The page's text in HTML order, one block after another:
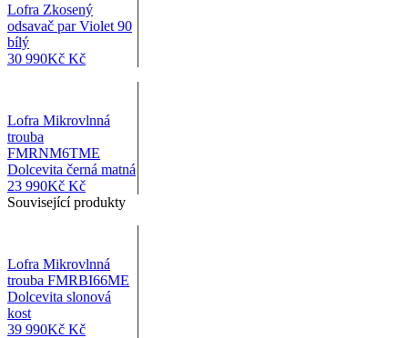
Lofra Zkosený
odsavač par Violet 90
bílý
30 990Kč Kč
Lofra Mikrovlnná
trouba
FMRNM6TME
Dolcevita černá matná
23 990Kč Kč
Související produkty
Lofra Mikrovlnná
trouba FMRBI66ME
Dolcevita slonová
kost
39 990Kč Kč